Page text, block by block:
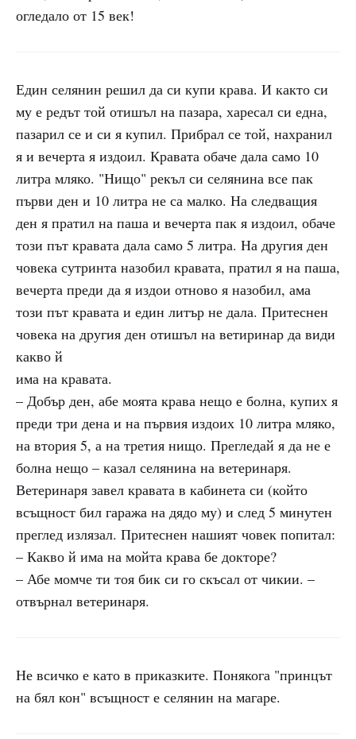
огледало от 15 век!
Един селянин решил да си купи крава. И както си
му е редът той отишъл на пазара, харесал си една,
пазарил се и си я купил. Прибрал се той, нахранил
я и вечерта я издоил. Кравата обаче дала само 10
литра мляко. "Нищо" рекъл си селянина все пак
първи ден и 10 литра не са малко. На следващия
ден я пратил на паша и вечерта пак я издоил, обаче
този път кравата дала само 5 литра. На другия ден
човека сутринта назобил кравата, пратил я на паша,
вечерта преди да я издои отново я назобил, ама
този път кравата и един литър не дала. Притеснен
човека на другия ден отишъл на ветиринар да види
какво й
има на кравата.
– Добър ден, абе моята крава нещо е болна, купих я
преди три дена и на първия издоих 10 литра мляко,
на втория 5, а на третия нищо. Прегледай я да не е
болна нещо – казал селянина на ветеринаря.
Ветеринаря завел кравата в кабинета си (който
всъщност бил гаража на дядо му) и след 5 минутен
преглед излязал. Притеснен нашият човек попитал:
– Какво й има на мойта крава бе докторе?
– Абе момче ти тоя бик си го скъсал от чикии. –
отвърнал ветеринаря.
Не всичко е като в приказките. Понякога "принцът
на бял кон" всъщност е селянин на магаре.